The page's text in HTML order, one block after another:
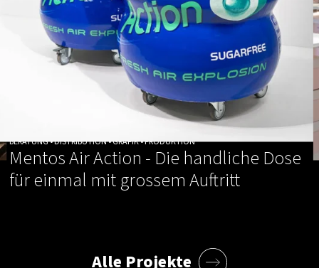
BERATUNG • DISTRIBUTION • GRAFIK • PRODUKTION
Mentos Air Action - Die handliche Dose
für einmal mit grossem Auftritt
Alle Projekte